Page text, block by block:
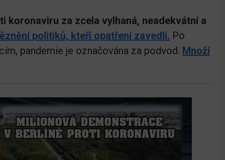
koronaviru za zcela vylhaná, neadekvátní a
politiků, kteří opatření zavedli. Po
pandemie je označována za podvod. Množí